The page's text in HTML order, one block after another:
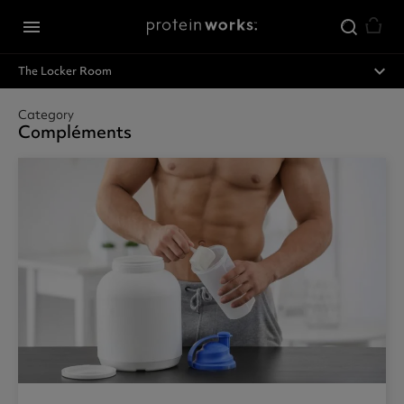
menu
The Locker Room expand_less
Category
Compléments